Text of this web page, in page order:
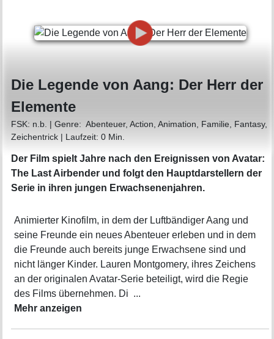
Die Legende von Aang: Der Herr der
Elemente
FSK: n.b. |Genre: Abenteuer, Action, Animation, Familie, Fantasy,
Zeichentrick | Laufzeit:0 Min.
Der Film spielt Jahre nach den Ereignissen von Avatar:
The Last Airbender und folgt den Hauptdarstellern der
Serie in ihren jungen Erwachsenenjahren.
Animierter Kinofilm, in dem der Luftbändiger Aang und
seine Freunde ein neues Abenteuer erleben und in dem
die Freunde auch bereits junge Erwachsene sind und
nicht länger Kinder. Lauren Montgomery, ihres Zeichens
an der originalen Avatar-Serie beteiligt, wird die Regie
des Films übernehmen. Di ...
Mehr anzeigen